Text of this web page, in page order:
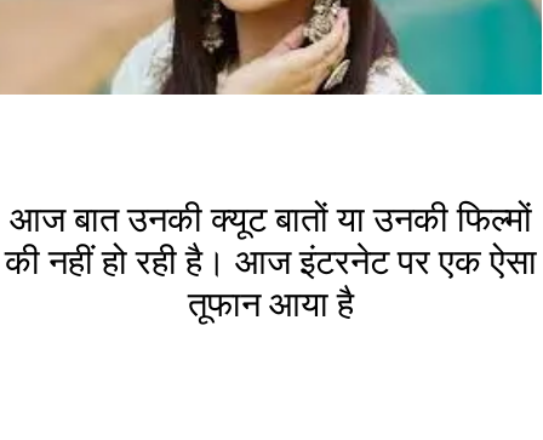
आज बात उनकी क्यूट बातों या उनकी फिल्मों
की नहीं हो रही है। आज इंटरनेट पर एक ऐसा
तूफान आया है